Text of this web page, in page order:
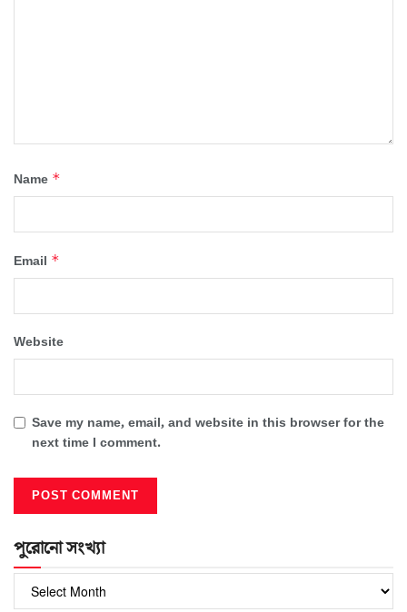
Name *
Email *
Website
Save my name, email, and website in this browser for the
next time I comment.
পুরোনো সংখ্যা
সংখ্যা